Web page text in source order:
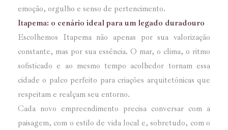
emoção, orgulho e senso de pertencimento.
Itapema: o cenário ideal para um legado duradouro
Escolhemos Itapema não apenas por sua valorização
constante, mas por sua essência. O mar, o clima, o ritmo
sofisticado e ao mesmo tempo acolhedor tornam essa
cidade o palco perfeito para criações arquitetônicas que
respeitam e realçam seu entorno.
Cada novo empreendimento precisa conversar com a
paisagem, com o estilo de vida local e, sobretudo, com o